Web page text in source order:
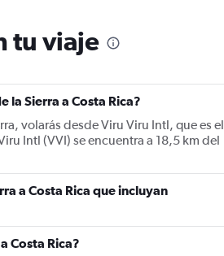
tu viaje
la Sierra a Costa Rica?
volarás desde Viru Viru Intl, que es el
Intl (VVI) se encuentra a 18,5 km del
a Costa Rica que incluyan
Costa Rica?